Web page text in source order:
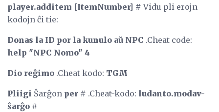
player.additem [ItemNumber] # Vidu pli erojn
kodojn ĉi tie:
Donas la ID por la kunulo aŭ NPC .Cheat code:
help "NPC Nomo" 4
Dio reĝimo .Cheat kodo: TGM
Pliigi Ŝarĝon per # .Cheat-kodo: ludanto.modav-
ŝarĝo #